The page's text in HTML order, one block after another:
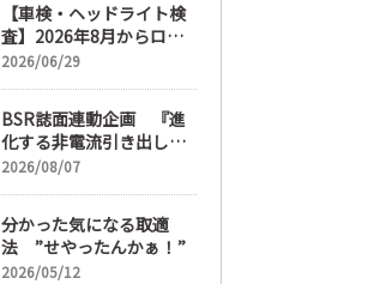
【車検・ヘッドライト検
査】2026年8月からロー
ビームへ完全移行、ヘッ
ーティングも重要に
2026/06/29
BSR誌面連動企画 『進
化する非電流引き出し鈑
金』 第6回
2026/08/07
分かった気になる取適
法 ”せやったんかぁ！”
2026/05/12